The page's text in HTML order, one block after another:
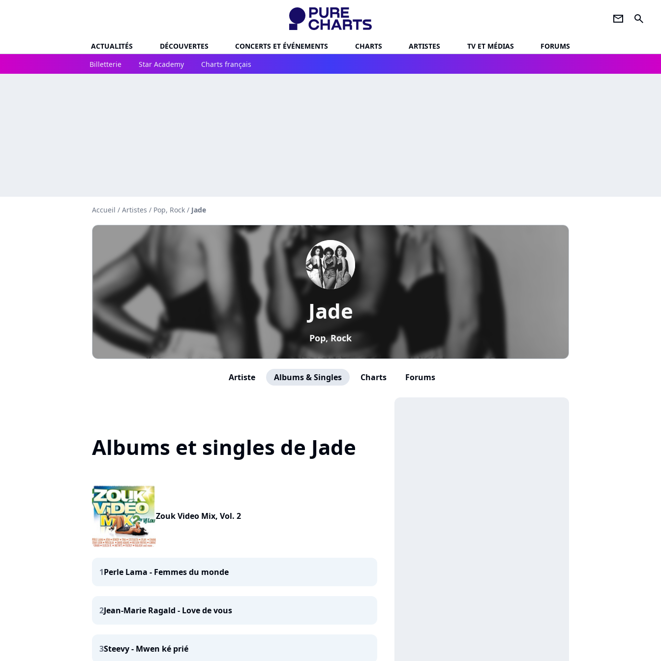
newsletter search
ACTUALITÉS DÉCOUVERTES CONCERTS ET ÉVÉNEMENTS CHARTS ARTISTES TV ET MÉDIAS
FORUMS
Billetterie
Star Academy Charts français
Accueil / Artistes / Pop, Rock / Jade
Jade
Pop, Rock
Artiste Albums & Singles Charts Forums
Albums et singles de Jade
Zouk Video Mix, Vol. 2
1Perle Lama - Femmes du monde
2Jean-Marie Ragald - Love de vous
3Steevy - Mwen ké prié